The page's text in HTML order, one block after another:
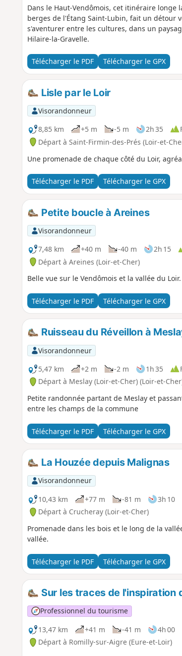
Dans le Haut-Vendômois, cet itinéraire longe
berges de l'Étang Saint-Lubin, fait un détour
s'aventurer entre les cultures, dans un
Hilaire-la-Gravelle.
Télécharger le PDF Télécharger le GPX
Lisle par le Loir
Visorandonneur
8,85 km
+5 m -5 m 2h 35
Départ à Saint-Firmin-des-Prés (Loir-et-
Une promenade de chaque côté du Loir,
Télécharger le PDF Télécharger le GPX
Petite boucle à Areines
Visorandonneur
7,48 km
+40 m -40 m 2h 15
Départ à Areines (Loir-et-Cher)
Belle vue sur le Vendômois et la vallée du Loir.
Télécharger le PDF Télécharger le GPX
Ruisseau du Réveillon à
Visorandonneur
5,47 km
+2 m -2 m 1h 35
Départ à Meslay (Loir-et-Cher) (Loir-et-
Petite randonnée partant de Meslay et
entre les champs de la commune
Télécharger le PDF Télécharger le GPX
La Houzée depuis Malignas
Visorandonneur
10,43 km
+77 m -81 m 3h 10
Départ à Crucheray (Loir-et-Cher)
Promenade dans les bois et le long de la
vallée.
Télécharger le PDF Télécharger le GPX
Sur les traces de l'inspiration
Professionnel du tourisme
13,47 km
+41 m -41 m 4h 00
Départ à Romilly-sur-Aigre (Eure-et-Loir)